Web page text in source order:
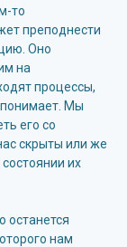
то
преподнести
Оно
на
процессы,
понимает. Мы
его со
скрыты или же
их
останется
нам